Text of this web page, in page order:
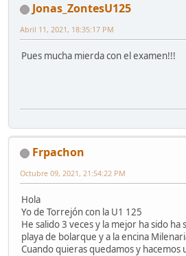
Jonas_ZontesU125
Abril 11, 2021, 18:35:17 PM
Pues mucha mierda con el examen!!!
Frpachon
Octubre 09, 2021, 21:54:22 PM
Hola
Yo de Torrejón con la U1 125
He salido 3 veces y la mejor ha sido ha
playa de bolarque y a la encina
Cuando quieras quedamos y hacemos